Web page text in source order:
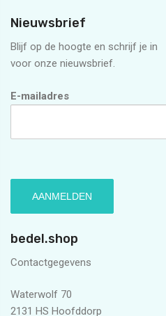
Nieuwsbrief
Blijf op de hoogte en schrijf je in
voor onze nieuwsbrief.
E-mailadres
bedel.shop
Contactgegevens
Waterwolf 70
2131 HS Hoofddorp